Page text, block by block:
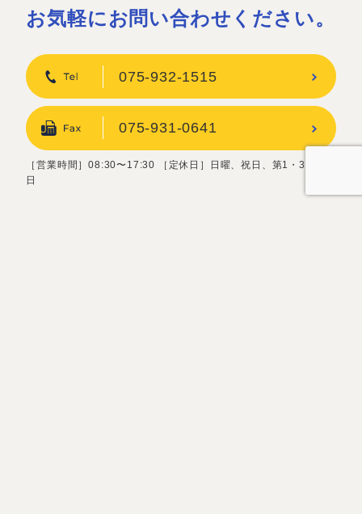
お気軽にお問い合わせください。
075-932-1515
075-931-0641
［営業時間］08:30〜17:30 ［定休日］日曜、祝日、第1・3土曜
日